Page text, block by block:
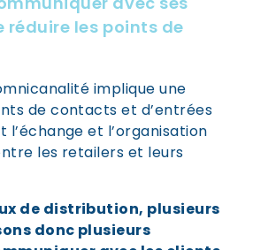
réduire les points de
implique une
de contacts et d’entrées
l’échange et l’organisation
les retailers et leurs
de distribution, plusieurs
donc plusieurs